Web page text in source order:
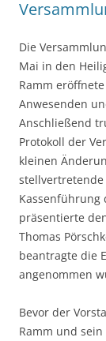
Die
Mai in den
Ramm
Anwesenden
Anschließend
Protokoll der
kleinen
stellvertretende
Kassenführung
präsentierte
Thomas
beantragte die
angenommen
Bevor der
Ramm und